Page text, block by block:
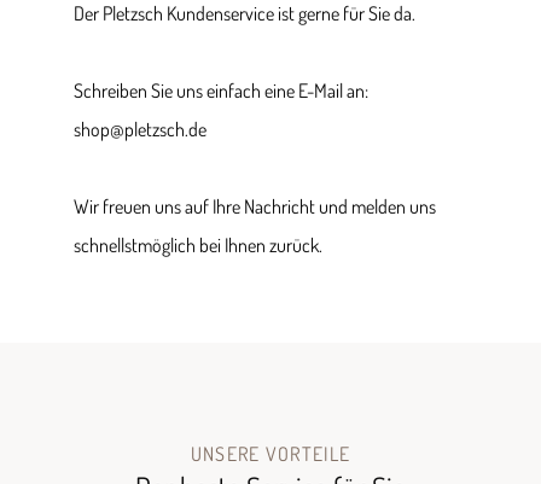
Der Pletzsch Kundenservice ist gerne für Sie da.
Schreiben Sie uns einfach eine E-Mail an:
shop@pletzsch.de
Wir freuen uns auf Ihre Nachricht und melden uns
schnellstmöglich bei Ihnen zurück.
UNSERE VORTEILE